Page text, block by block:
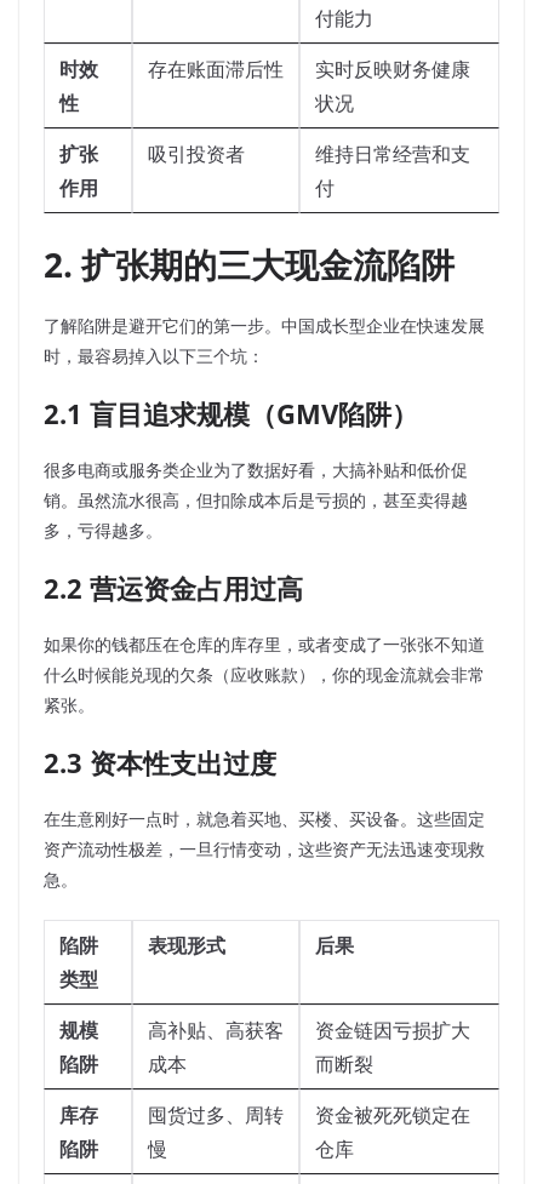
付能力
时效
性
存在账面滞后性
实时反映财务健康
状况
扩张
作用
吸引投资者
维持日常经营和支
付
2. 扩张期的三大现金流陷阱
了解陷阱是避开它们的第一步。中国成长型企业在快速发展
时，最容易掉入以下三个坑：
2.1 盲目追求规模（GMV陷阱）
很多电商或服务类企业为了数据好看，大搞补贴和低价促
销。虽然流水很高，但扣除成本后是亏损的，甚至卖得越
多，亏得越多。
2.2 营运资金占用过高
如果你的钱都压在仓库的库存里，或者变成了一张张不知道
什么时候能兑现的欠条（应收账款），你的现金流就会非常
紧张。
2.3 资本性支出过度
在生意刚好一点时，就急着买地、买楼、买设备。这些固定
资产流动性极差，一旦行情变动，这些资产无法迅速变现救
急。
陷阱
类型
表现形式 后果
规模
陷阱
高补贴、高获客
成本
资金链因亏损扩大
而断裂
库存
陷阱
囤货过多、周转
慢
资金被死死锁定在
仓库